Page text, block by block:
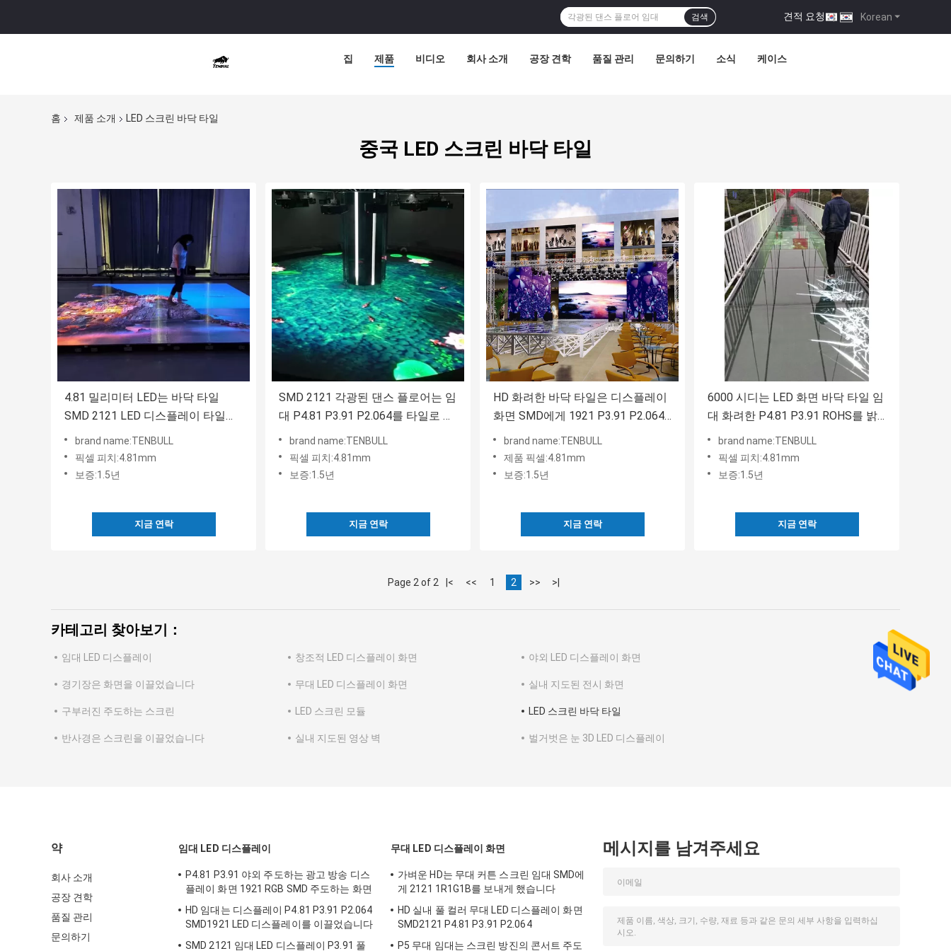
Korean
견적 요청 |
검색
집 제품 비디오 회사 소개 공장 견학 품질 관리 문의하기 소식 케이스
홈 제품 소개 LED 스크린 바닥 타일
중국 LED 스크린 바닥 타일
4.81 밀리미터 LED는 바닥 타일
SMD 2121 LED 디스플레이 타일
EMC를 지킵니다
brand name:TENBULL
픽셀 피치:4.81mm
보증:1.5년
지금 연락
SMD 2121 각광된 댄스 플로어는 임
대 P4.81 P3.91 P2.064를 타일로 덮
습니다
brand name:TENBULL
픽셀 피치:4.81mm
보증:1.5년
지금 연락
HD 화려한 바닥 타일은 디스플레이
화면 SMD에게 1921 P3.91 P2.064
를 보내게 했습니다
brand name:TENBULL
제품 픽셀:4.81mm
보증:1.5년
지금 연락
6000 시디는 LED 화면 바닥 타일 임
대 화려한 P4.81 P3.91 ROHS를 밝
힙니다
brand name:TENBULL
픽셀 피치:4.81mm
보증:1.5년
지금 연락
Page 2 of 2 |< << 1 2 >> >|
카테고리 찾아보기：
임대 LED 디스플레이 창조적 LED 디스플레이 화면 야외 LED 디스플레이 화면
경기장은 화면을 이끌었습니다 무대 LED 디스플레이 화면 실내 지도된 전시 화면
구부러진 주도하는 스크린 LED 스크린 모듈 LED 스크린 바닥 타일
반사경은 스크린을 이끌었습니다 실내 지도된 영상 벽 벌거벗은 눈 3D LED 디스플레이
약
회사 소개
공장 견학
품질 관리
문의하기
임대 LED 디스플레이
P4.81 P3.91 야외 주도하는 광고 방송 디스
플레이 화면 1921 RGB SMD 주도하는 화면
HD 임대는 디스플레이 P4.81 P3.91 P2.064
SMD1921 LED 디스플레이를 이끌었습니다
SMD 2121 임대 LED 디스플레이 P3.91 풀
무대 LED 디스플레이 화면
가벼운 HD는 무대 커튼 스크린 임대 SMD에
게 2121 1R1G1B를 보내게 했습니다
HD 실내 풀 컬러 무대 LED 디스플레이 화면
SMD2121 P4.81 P3.91 P2.064
P5 무대 임대는 스크린 방진의 콘서트 주도
메시지를 남겨주세요